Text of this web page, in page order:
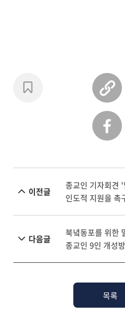
이전글
종교인 기자회견
인도적 지원을
다음글
북녘동포를 위한
종교인 9인 개성
목록